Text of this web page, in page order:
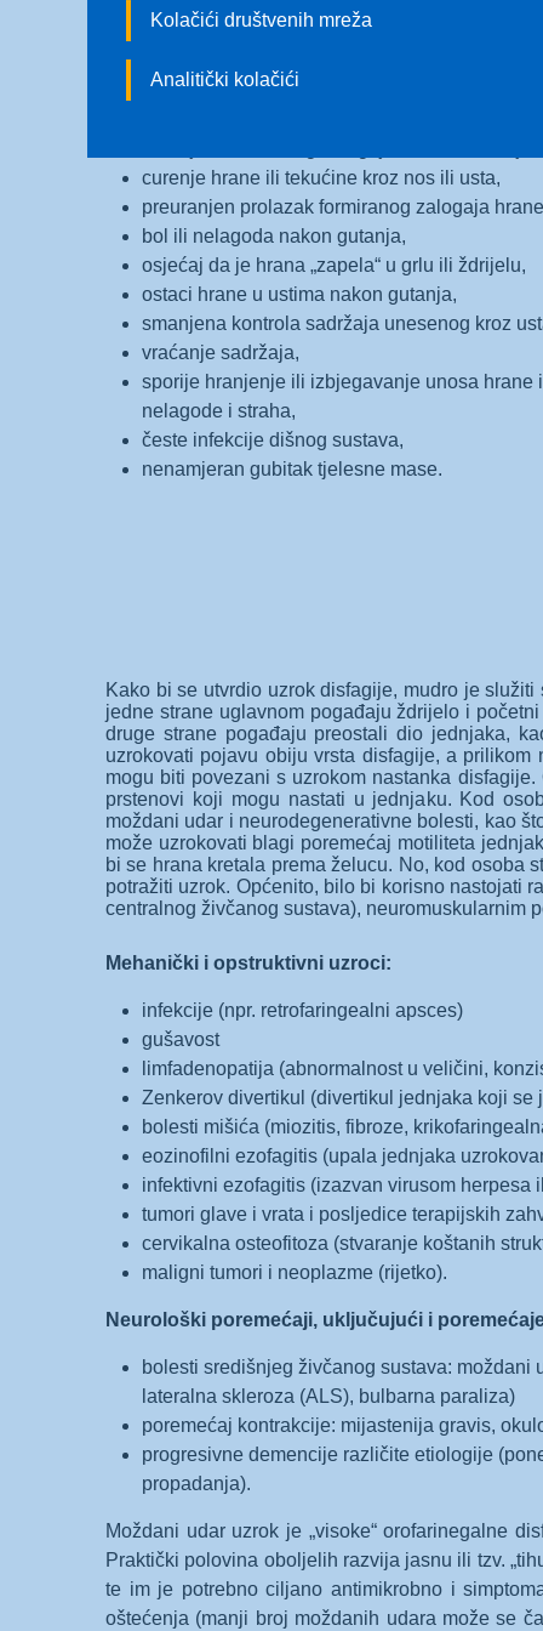
kašalj tijekom i nakon gutanja,
ulazak sadržaja (hrane i tekućine) u dišne
curenje hrane ili tekućine kroz nos ili usta,
preuranjen prolazak formiranog zalogaja
bol ili nelagoda nakon gutanja,
osjećaj da je hrana „zapela“ u grlu ili ždrijelu,
ostaci hrane u ustima nakon gutanja,
smanjena kontrola sadržaja unesenog kroz
vraćanje sadržaja,
sporije hranjenje ili izbjegavanje unosa hrane
nelagode i straha,
česte infekcije dišnog sustava,
nenamjeran gubitak tjelesne mase.
Kako bi se utvrdio uzrok disfagije, mudro je
jedne strane uglavnom pogađaju ždrijelo i
druge strane pogađaju preostali dio jednjaka,
uzrokovati pojavu obiju vrsta disfagije, a
mogu biti povezani s uzrokom nastanka
prstenovi koji mogu nastati u jednjaku. Kod
moždani udar i neurodegenerativne bolesti, kao
može uzrokovati blagi poremećaj motiliteta
bi se hrana kretala prema želucu. No, kod osoba
potražiti uzrok. Općenito, bilo bi korisno nastojati
centralnog živčanog sustava), neuromuskularnim
Mehanički i opstruktivni uzroci:
infekcije (npr. retrofaringealni apsces)
gušavost
limfadenopatija (abnormalnost u veličini,
Zenkerov divertikul (divertikul jednjaka koji
bolesti mišića (miozitis, fibroze,
eozinofilni ezofagitis (upala jednjaka
infektivni ezofagitis (izazvan virusom herpesa
tumori glave i vrata i posljedice terapijskih
cervikalna osteofitoza (stvaranje koštanih
maligni tumori i neoplazme (rijetko).
Neurološki poremećaji, uključujući i
bolesti središnjeg živčanog sustava:
lateralna skleroza (ALS), bulbarna paraliza)
poremećaj kontrakcije: mijastenija gravis,
progresivne demencije različite etiologije
propadanja).
Moždani udar uzrok je „visoke“ orofarinegalne
Praktički polovina oboljelih razvija jasnu ili tzv.
te im je potrebno ciljano antimikrobno i
oštećenja (manji broj moždanih udara može se
Kolačići društvenih mreža
Analitički kolačići